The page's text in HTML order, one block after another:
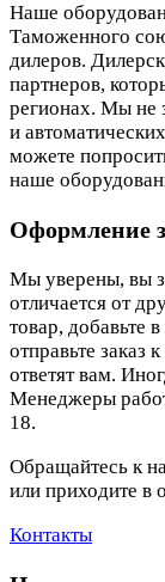
Наше
Таможенного
дилеров.
партнеров,
регионах. Мы не
и
можете
наше
Оформление
Мы уверены, вы
отличается от
товар, добавьте
отправьте заказ
ответят вам.
Менеджеры
18.
Обращайтесь к
или приходите в
Контакты